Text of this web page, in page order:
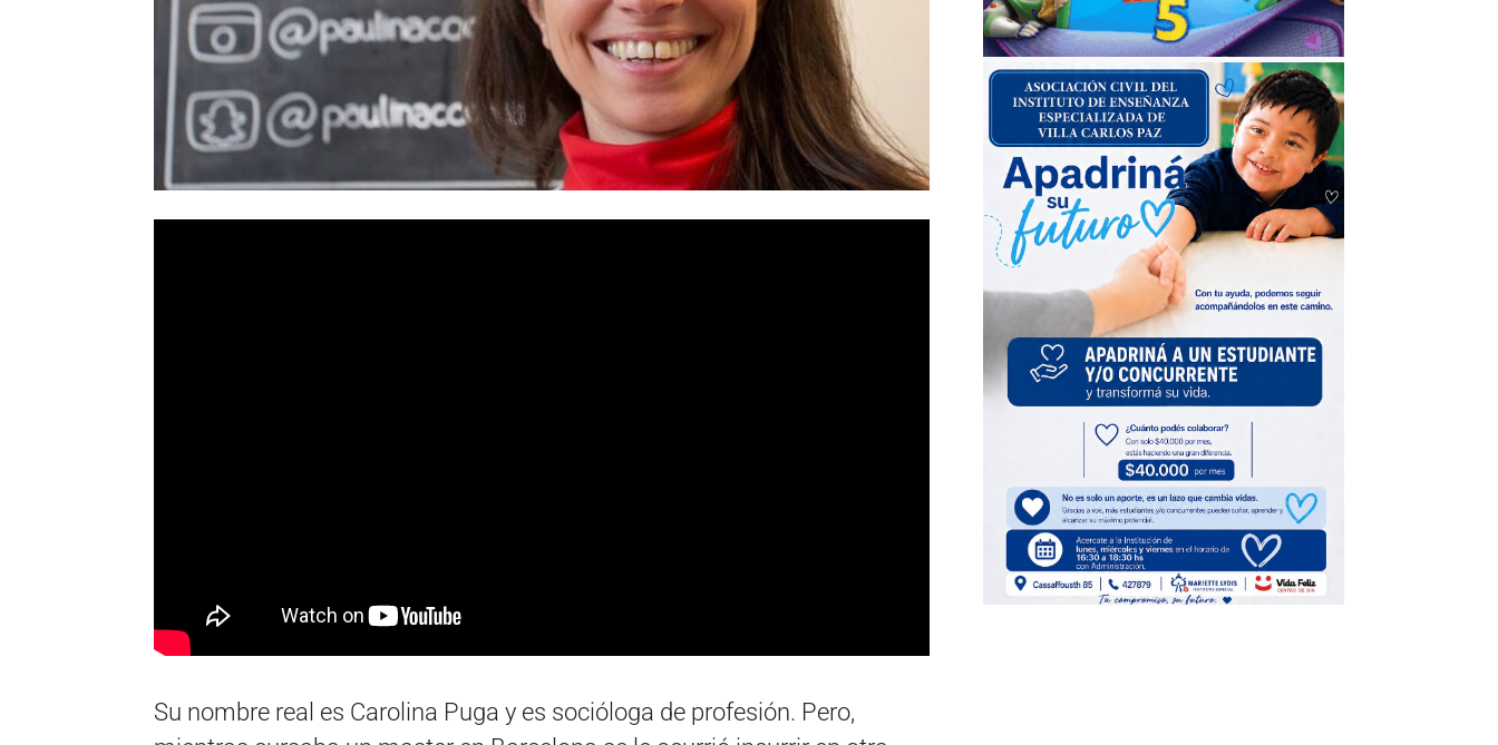
Su nombre real es Carolina Puga y es socióloga de profesión. Pero,